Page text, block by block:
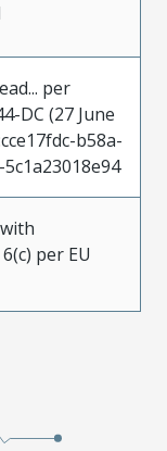
per
DC (27 June
b58a-
per EU